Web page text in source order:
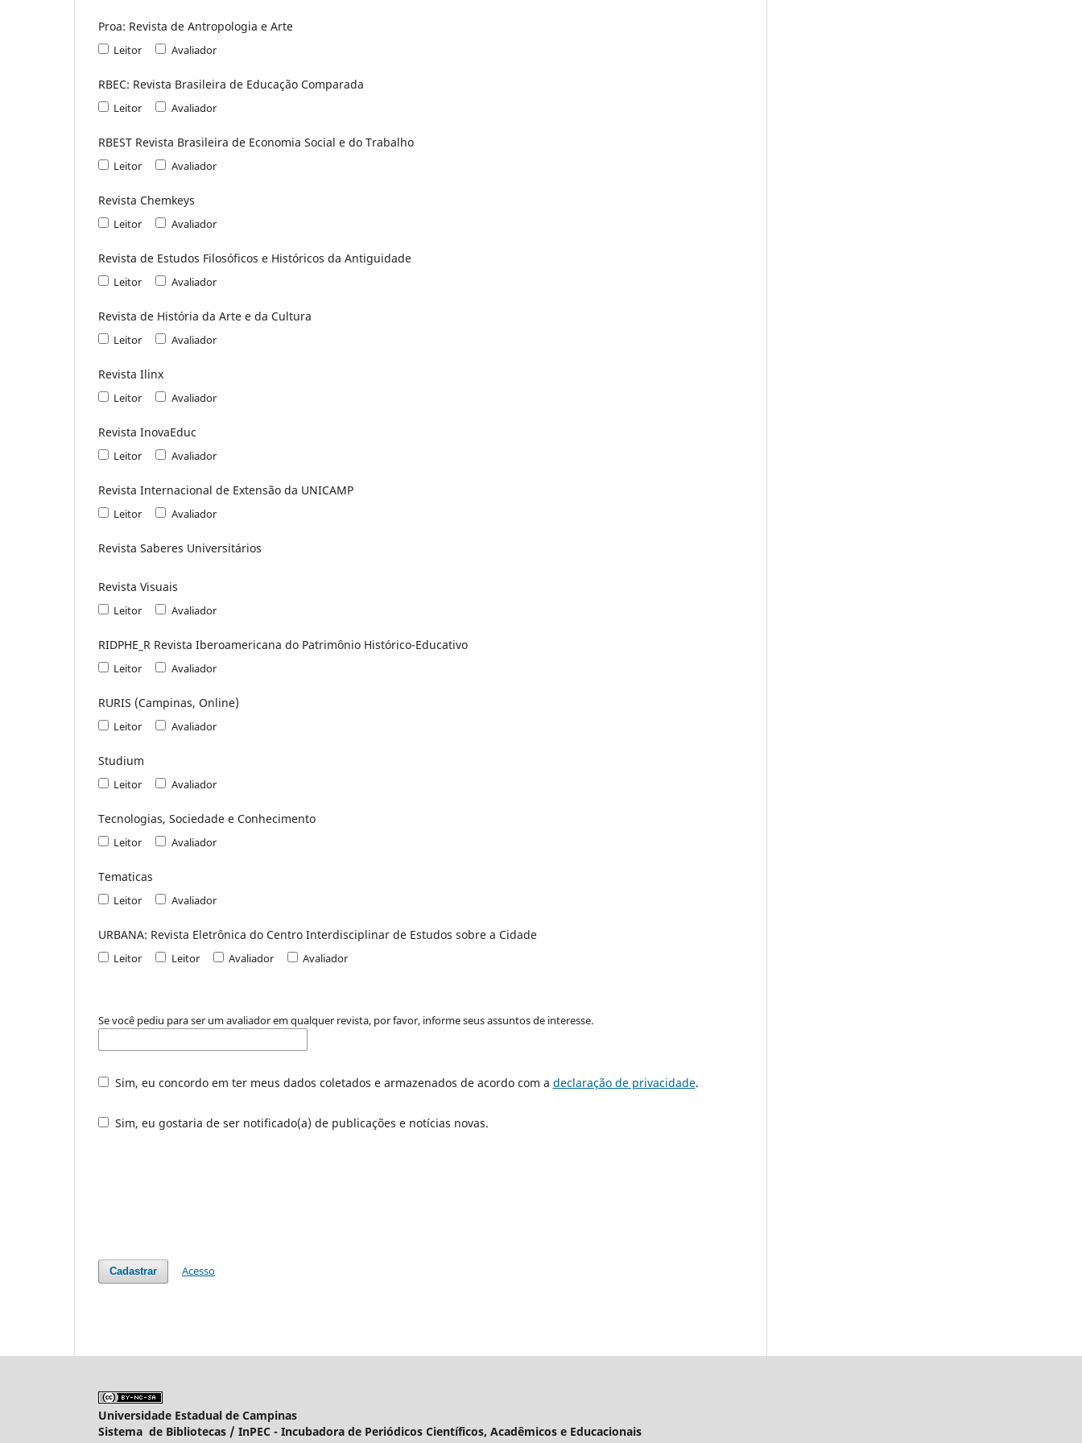
Proa: Revista de Antropologia e Arte
Leitor Avaliador
RBEC: Revista Brasileira de Educação Comparada
Leitor Avaliador
RBEST Revista Brasileira de Economia Social e do Trabalho
Leitor Avaliador
Revista Chemkeys
Leitor Avaliador
Revista de Estudos Filosóficos e Históricos da Antiguidade
Leitor Avaliador
Revista de História da Arte e da Cultura
Leitor Avaliador
Revista Ilinx
Leitor Avaliador
Revista InovaEduc
Leitor Avaliador
Revista Internacional de Extensão da UNICAMP
Leitor Avaliador
Revista Saberes Universitários
Revista Visuais
Leitor Avaliador
RIDPHE_R Revista Iberoamericana do Patrimônio Histórico-Educativo
Leitor Avaliador
RURIS (Campinas, Online)
Leitor Avaliador
Studium
Leitor Avaliador
Tecnologias, Sociedade e Conhecimento
Leitor Avaliador
Tematicas
Leitor Avaliador
URBANA: Revista Eletrônica do Centro Interdisciplinar de Estudos sobre a Cidade
Leitor Leitor Avaliador Avaliador
Se você pediu para ser um avaliador em qualquer revista, por favor, informe seus assuntos de interesse.
Sim, eu concordo em ter meus dados coletados e armazenados de acordo com a declaração de privacidade.
Sim, eu gostaria de ser notificado(a) de publicações e notícias novas.
Cadastrar Acesso
Universidade Estadual de Campinas
Sistema de Bibliotecas / InPEC - Incubadora de Periódicos Científicos, Acadêmicos e Educacionais